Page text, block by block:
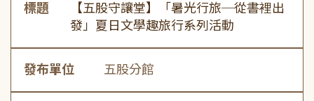
標題
【五股守讓堂】「暑光行旅─從書裡出
發」夏日文學趣旅行系列活動
發布單位 五股分館